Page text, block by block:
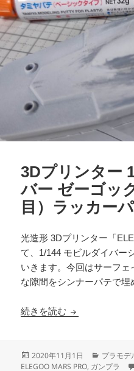
3Dプリンター
バー ゼーゴッ
目）ラッカー
光造形 3Dプリンター「
て、1/144 モビルダイバー
いきます。今回はサーフェ
な隙間をシンナーパテで埋
続きを読む 3Dプリンター
投
稿
2020年11月1日
カ
テ
プラモデ
ELEGOO MARS PRO, ガンプラ